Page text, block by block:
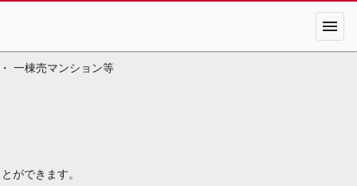
menu
一棟売マンション等
ができます。